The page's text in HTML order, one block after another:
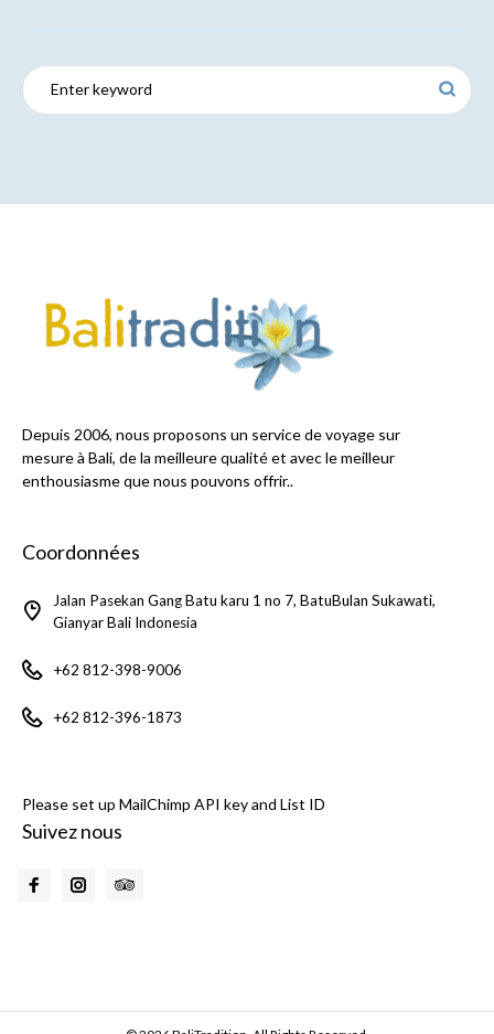
Depuis 2006, nous proposons un service de voyage sur
mesure à Bali, de la meilleure qualité et avec le meilleur
enthousiasme que nous pouvons offrir..
Coordonnées
Jalan Pasekan Gang Batu karu 1 no 7, BatuBulan Sukawati,
Gianyar Bali Indonesia
+62 812-398-9006
+62 812-396-1873
Please set up MailChimp API key and List ID
Suivez nous